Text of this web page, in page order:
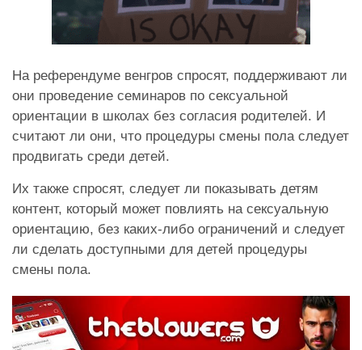
На референдуме венгров спросят, поддерживают ли
они проведение семинаров по сексуальной
ориентации в школах без согласия родителей. И
считают ли они, что процедуры смены пола следует
продвигать среди детей.
Их также спросят, следует ли показывать детям
контент, который может повлиять на сексуальную
ориентацию, без каких-либо ограничений и следует
ли сделать доступными для детей процедуры
смены пола.